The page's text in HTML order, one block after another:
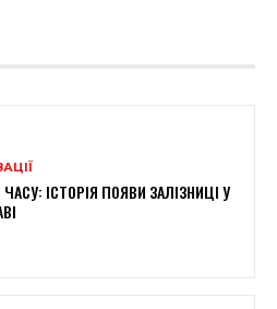
ІСТОРІЯ ПОЯВИ ЗАЛІЗНИЦІ У